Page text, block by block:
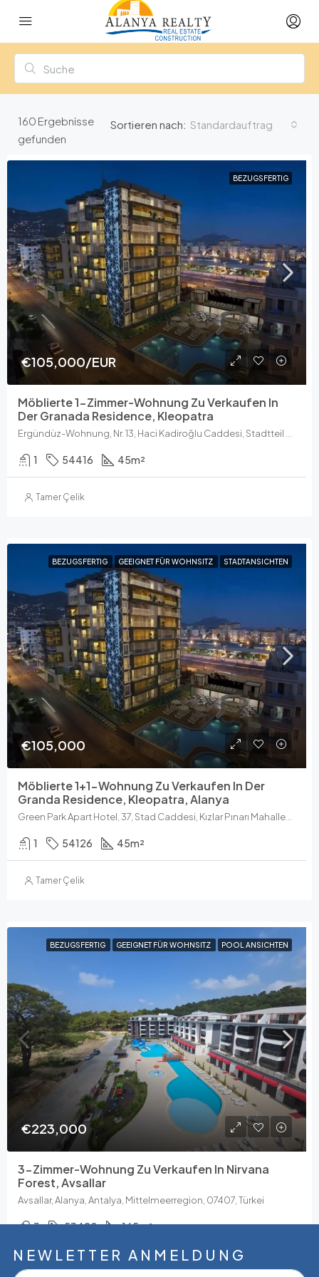
160 Ergebnisse
gefunden
Sortieren nach: Standardauftrag
BEZUGSFERTIG
€105,000/EUR
Möblierte 1-Zimmer-Wohnung Zu Verkaufen In
Der Granada Residence, Kleopatra
1 54416 45m²
Tamer Çelik
BEZUGSFERTIG GEEIGNET FÜR WOHNSITZ STADTANSICHTEN
€105,000
Möblierte 1+1-Wohnung Zu Verkaufen In Der
Granda Residence, Kleopatra, Alanya
1 54126 45m²
Tamer Çelik
BEZUGSFERTIG GEEIGNET FÜR WOHNSITZ POOL ANSICHTEN
€223,000
3-Zimmer-Wohnung Zu Verkaufen In Nirvana
Forest, Avsallar
Avsallar, Alanya, Antalya, Mittelmeerregion, 07407, Türkei
3 53420 165m²
Tamer Çelik
NEWLETTER ANMELDUNG